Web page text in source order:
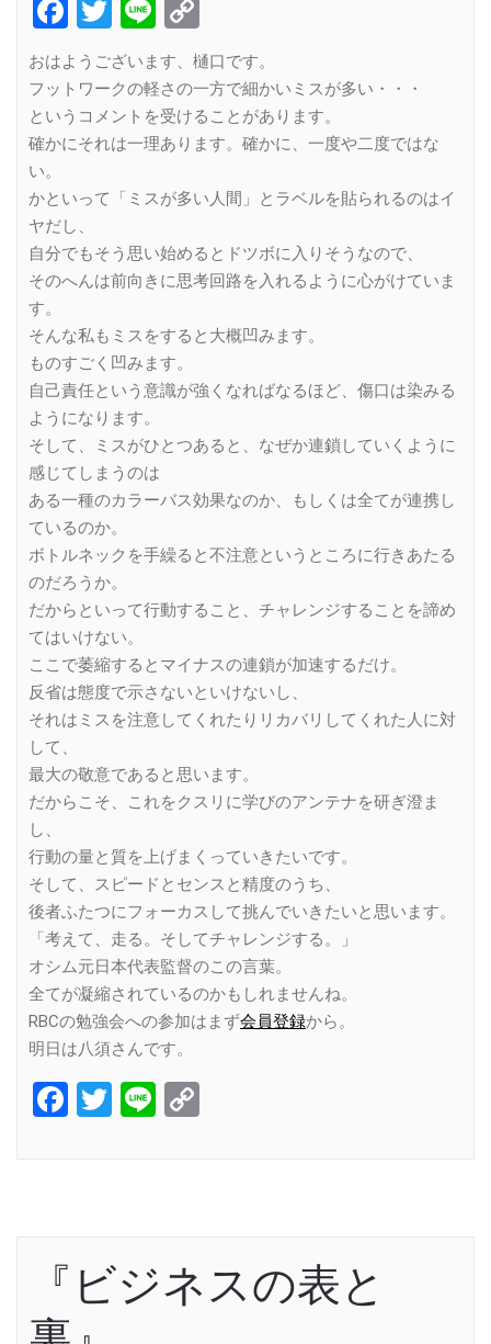
Facebook
Twitter
Line
Link
おはようございます、樋口です。
フットワークの軽さの一方で細かいミスが多い・・・
というコメントを受けることがあります。
確かにそれは一理あります。確かに、一度や二度ではな
い。
かといって「ミスが多い人間」とラベルを貼られるのはイ
ヤだし、
自分でもそう思い始めるとドツボに入りそうなので、
そのへんは前向きに思考回路を入れるように心がけていま
す。
そんな私もミスをすると大概凹みます。
ものすごく凹みます。
自己責任という意識が強くなればなるほど、傷口は染みる
ようになります。
そして、ミスがひとつあると、なぜか連鎖していくように
感じてしまうのは
ある一種のカラーバス効果なのか、もしくは全てが連携し
ているのか。
ボトルネックを手繰ると不注意というところに行きあたる
のだろうか。
だからといって行動すること、チャレンジすることを諦め
てはいけない。
ここで萎縮するとマイナスの連鎖が加速するだけ。
反省は態度で示さないといけないし、
それはミスを注意してくれたりリカバリしてくれた人に対
して、
最大の敬意であると思います。
だからこそ、これをクスリに学びのアンテナを研ぎ澄ま
し、
行動の量と質を上げまくっていきたいです。
そして、スピードとセンスと精度のうち、
後者ふたつにフォーカスして挑んでいきたいと思います。
「考えて、走る。そしてチャレンジする。」
オシム元日本代表監督のこの言葉。
全てが凝縮されているのかもしれませんね。
RBCの勉強会への参加はまず会員登録から。
明日は八須さんです。
Facebook
Twitter
Line
『ビジネスの表と